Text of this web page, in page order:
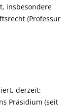
insbesondere
(Professur
derzeit:
Präsidium (seit